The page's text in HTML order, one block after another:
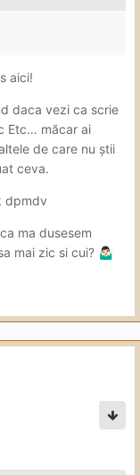
aici!
daca vezi ca scrie
Etc… măcar ai
de care nu știi
ceva.
dpmdv
ma dusesem
mai zic si cui? 🤷🏻‍♂️